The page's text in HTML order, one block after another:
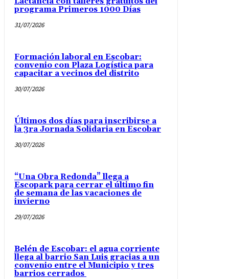
programa Primeros 1000 Días
31/07/2026
Formación laboral en Escobar:
convenio con Plaza Logística para
capacitar a vecinos del distrito
30/07/2026
Últimos dos días para inscribirse a
la 3ra Jornada Solidaria en Escobar
30/07/2026
“Una Obra Redonda” llega a
Escopark para cerrar el último fin
de semana de las vacaciones de
invierno
29/07/2026
Belén de Escobar: el agua corriente
llega al barrio San Luis gracias a un
convenio entre el Municipio y tres
barrios cerrados